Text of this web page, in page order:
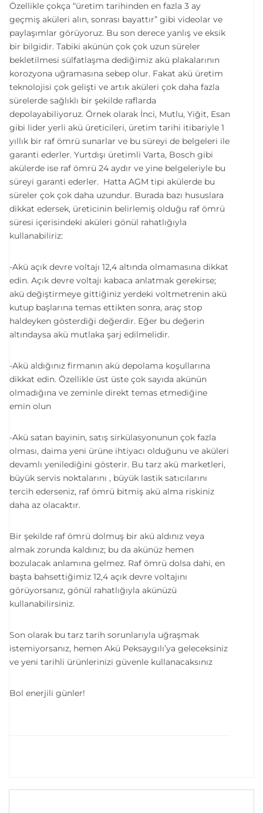
Özellikle çokça “üretim tarihinden en fazla 3 ay
geçmiş aküleri alın, sonrası bayattır” gibi videolar ve
paylaşımlar görüyoruz. Bu son derece yanlış ve eksik
bir bilgidir. Tabiki akünün çok çok uzun süreler
bekletilmesi sülfatlaşma dediğimiz akü plakalarının
korozyona uğramasına sebep olur. Fakat akü üretim
teknolojisi çok gelişti ve artık aküleri çok daha fazla
sürelerde sağlıklı bir şekilde raflarda
depolayabiliyoruz. Örnek olarak İnci, Mutlu, Yiğit, Esan
gibi lider yerli akü üreticileri, üretim tarihi itibariyle 1
yıllık bir raf ömrü sunarlar ve bu süreyi de belgeleri ile
garanti ederler. Yurtdışı üretimli Varta, Bosch gibi
akülerde ise raf ömrü 24 aydır ve yine belgeleriyle bu
süreyi garanti ederler. Hatta AGM tipi akülerde bu
süreler çok çok daha uzundur. Burada bazı hususlara
dikkat edersek, üreticinin belirlemiş olduğu raf ömrü
süresi içerisindeki aküleri gönül rahatlığıyla
kullanabiliriz:
-Akü açık devre voltajı 12,4 altında olmamasına dikkat
edin. Açık devre voltajı kabaca anlatmak gerekirse;
akü değiştirmeye gittiğiniz yerdeki voltmetrenin akü
kutup başlarına temas ettikten sonra, araç stop
haldeyken gösterdiği değerdir. Eğer bu değerin
altındaysa akü mutlaka şarj edilmelidir.
-Akü aldığınız firmanın akü depolama koşullarına
dikkat edin. Özellikle üst üste çok sayıda akünün
olmadığına ve zeminle direkt temas etmediğine
emin olun
-Akü satan bayinin, satış sirkülasyonunun çok fazla
olması, daima yeni ürüne ihtiyacı olduğunu ve aküleri
devamlı yenilediğini gösterir. Bu tarz akü marketleri,
büyük servis noktalarını , büyük lastik satıcılarını
tercih ederseniz, raf ömrü bitmiş akü alma riskiniz
daha az olacaktır.
Bir şekilde raf ömrü dolmuş bir akü aldınız veya
almak zorunda kaldınız; bu da akünüz hemen
bozulacak anlamına gelmez. Raf ömrü dolsa dahi, en
başta bahsettiğimiz 12,4 açık devre voltajını
görüyorsanız, gönül rahatlığıyla akünüzü
kullanabilirsiniz.
Son olarak bu tarz tarih sorunlarıyla uğraşmak
istemiyorsanız, hemen Akü Peksaygılı’ya geleceksiniz
ve yeni tarihli ürünlerinizi güvenle kullanacaksınız
Bol enerjili günler!